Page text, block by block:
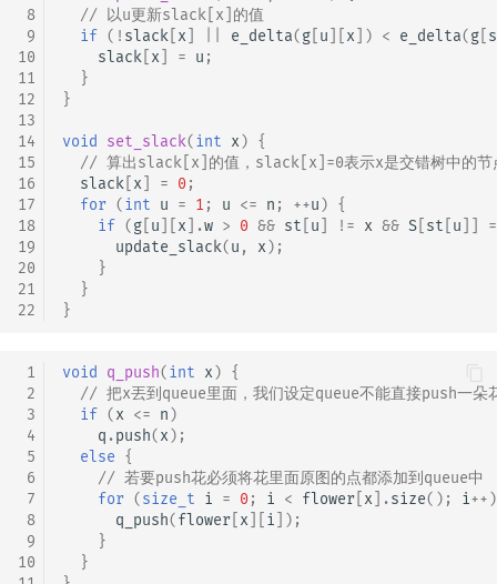
8
9
10
11
12
13
14
15
16
17
18
19
20
21
22
// 以u更新slack[x]的值
if ( ! slack x e_delta(g u x ]) < e_delta(g
slack x = u ;
}
}
void set_slack(int x) {
// 算出slack[x]的值，slack[x]=0表示x是交错树中的节
slack x = 0;
for (int u = 1 ; u <= n ; ++u) {
if (g u x ].w > 0 && st u != x && S st u
update_slack(u , x);
}
}
}
1
2
3
4
5
6
7
8
9
10
void q_push(int x) {
// 把x丟到queue里面，我们设定queue不能直接push一朵
if (x <= n)
q .push(x);
else {
// 若要push花必须将花里面原图的点都添加到queue中
for (size_t i = 0; i < flower x ].size(); i++)
q_push(flower x i ]);
}
}